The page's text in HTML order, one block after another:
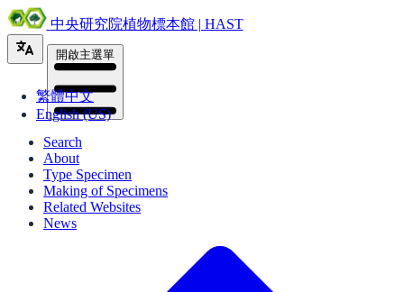
中央研究院植物標本館 | HAST
繁體中文
English (US)
開啟主選單
Search
About
Type Specimen
Making of Specimens
Related Websites
News